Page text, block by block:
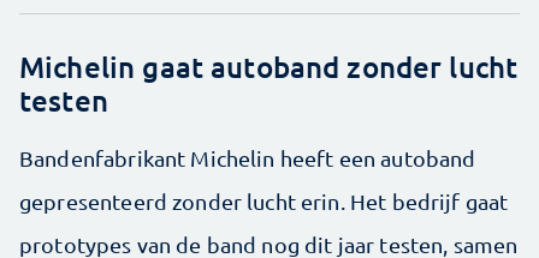
Michelin gaat autoband zonder lucht
testen
Bandenfabrikant Michelin heeft een autoband
gepresenteerd zonder lucht erin. Het bedrijf gaat
prototypes van de band nog dit jaar testen, samen